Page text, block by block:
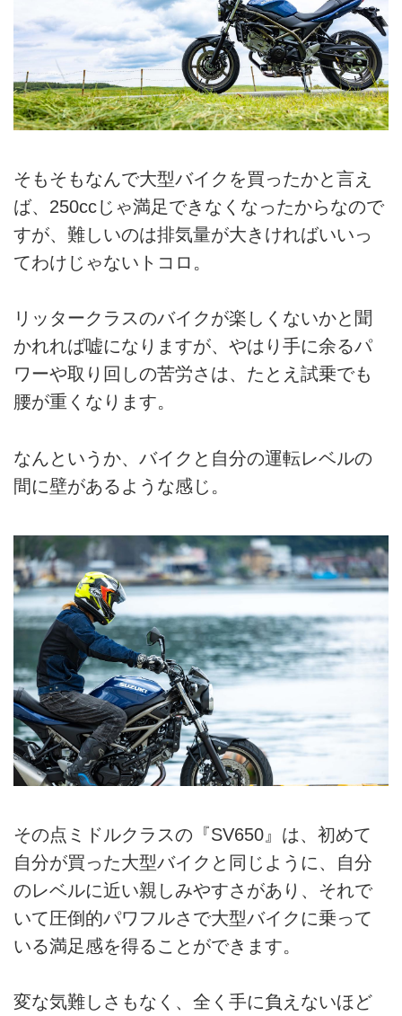
そもそもなんで大型バイクを買ったかと言え
ば、250ccじゃ満足できなくなったからなので
すが、難しいのは排気量が大きければいいっ
てわけじゃないトコロ。
リッタークラスのバイクが楽しくないかと聞
かれれば嘘になりますが、やはり手に余るパ
ワーや取り回しの苦労さは、たとえ試乗でも
腰が重くなります。
なんというか、バイクと自分の運転レベルの
間に壁があるような感じ。
その点ミドルクラスの『SV650』は、初めて
自分が買った大型バイクと同じように、自分
のレベルに近い親しみやすさがあり、それで
いて圧倒的パワフルさで大型バイクに乗って
いる満足感を得ることができます。
変な気難しさもなく、全く手に負えないほど